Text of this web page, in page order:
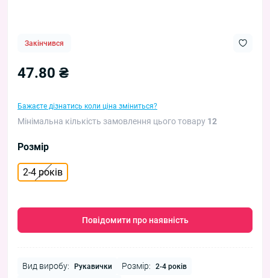
Закінчився
47.80 ₴
Бажаєте дізнатись коли ціна зміниться?
Мінімальна кількість замовлення цього товару 12
Розмір
2-4 років
Повідомити про наявність
Вид виробу: Рукавички Розмір: 2-4 років